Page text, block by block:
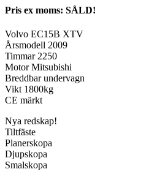
Pris ex moms: SÅLD!
Volvo EC15B XTV
Årsmodell 2009
Timmar 2250
Motor Mitsubishi
Breddbar undervagn
Vikt 1800kg
CE märkt
Nya redskap!
Tiltfäste
Planerskopa
Djupskopa
Smalskopa